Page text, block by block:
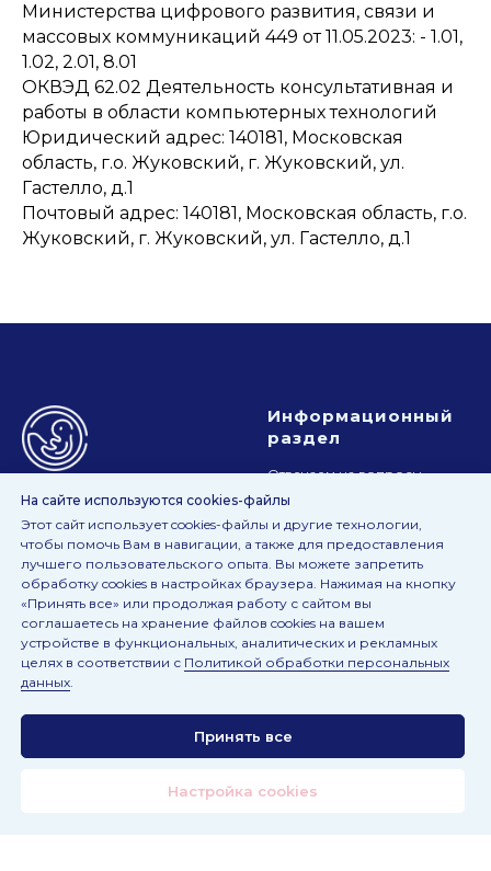
Министерства цифрового развития, связи и
массовых коммуникаций 449 от 11.05.2023: - 1.01,
1.02, 2.01, 8.01
ОКВЭД 62.02 Деятельность консультативная и
работы в области компьютерных технологий
Юридический адрес: 140181, Московская
область, г.о. Жуковский, г. Жуковский, ул.
Гастелло, д.1
Почтовый адрес: 140181, Московская область, г.о.
Жуковский, г. Жуковский, ул. Гастелло, д.1
© 2022-2026 EmbryoLIS
Информационный
раздел
Отвечаем на вопросы
Анкета качества
Контактная
информация
info@sky-lit.ru
+7 499 11-30-384
Правовая
информация
Реквизиты
На сайте используются cookies-файлы
Этот сайт использует cookies-файлы и другие технологии,
чтобы помочь Вам в навигации, а также для предоставления
лучшего пользовательского опыта. Вы можете запретить
обработку cookies в настройках браузера. Нажимая на кнопку
«Принять все» или продолжая работу с сайтом вы
соглашаетесь на хранение файлов cookies на вашем
устройстве в функциональных, аналитических и рекламных
целях в соответствии с Политикой обработки персональных
данных.
Принять все
Настройка cookies